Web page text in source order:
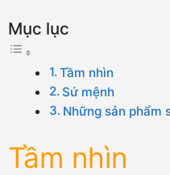
Mục lục
Tầm nhìn
Sứ mệnh
Những sản phẩm
Tầm nhìn